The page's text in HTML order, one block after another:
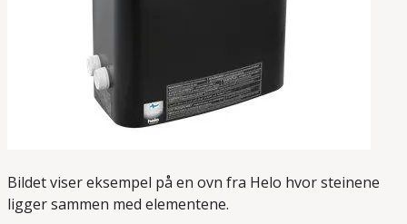
Bildet viser eksempel på en ovn fra Helo hvor steinene
ligger sammen med elementene.